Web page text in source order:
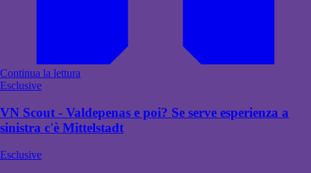
Continua la lettura
Esclusive
VN Scout - Valdepenas e poi? Se serve esperienza a
sinistra c'è Mittelstadt
Esclusive